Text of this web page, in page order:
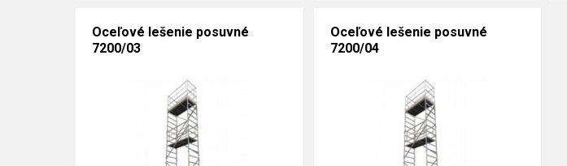
Oceľové lešenie posuvné
7200/03
Oceľové lešenie posuvné
7200/04